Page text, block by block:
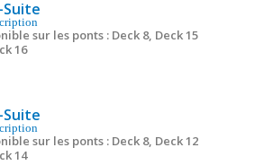
Suite
sur les ponts : Deck 8, Deck 15
16
Suite
sur les ponts : Deck 8, Deck 12
14